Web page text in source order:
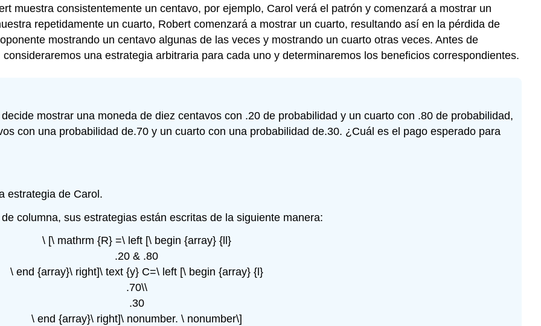
muestra consistentemente un centavo, por ejemplo, Carol verá el patrón y comenzará a mostrar un
repetidamente un cuarto, Robert comenzará a mostrar un cuarto, resultando así en la pérdida de
mostrando un centavo algunas de las veces y mostrando un cuarto otras veces. Antes de
una estrategia arbitraria para cada uno y determinaremos los beneficios correspondientes.
mostrar una moneda de diez centavos con .20 de probabilidad y un cuarto con .80 de probabilidad,
con una probabilidad de.70 y un cuarto con una probabilidad de.30. ¿Cuál es el pago esperado para
estrategia de Carol.
columna, sus estrategias están escritas de la siguiente manera:
\ [\ mathrm {R} =\ left [\ begin {array} {ll}
.20 & .80
\ end {array}\ right]\ text {y} C=\ left [\ begin {array} {l}
.70\\
.30
\ end {array}\ right]\ nonumber. \ nonumber\]